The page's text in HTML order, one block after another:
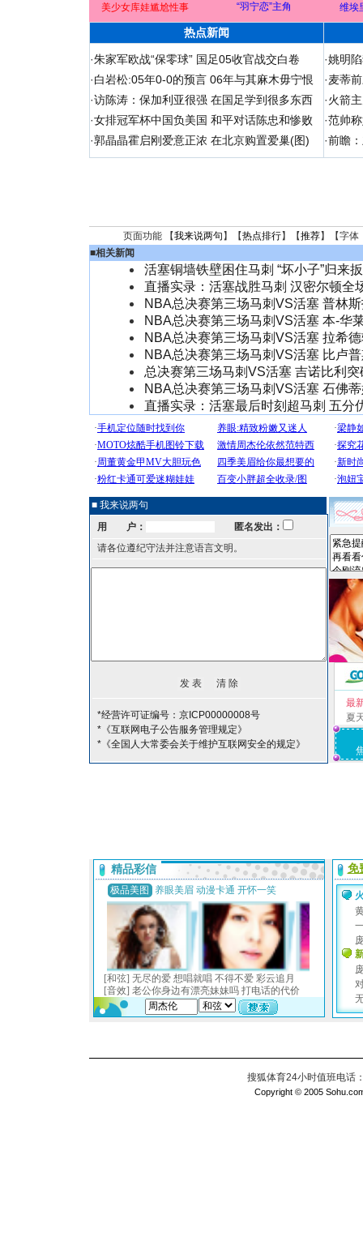
美少女库娃尴尬性事 “羽宁恋”主角 维埃
热点新闻
·朱家军欧战“保零球” 国足05收官战交白卷
·白岩松:05年0-0的预言 06年与其麻木毋宁恨
·访陈涛：保加利亚很强 在国足学到很多东西
·女排冠军杯中国负美国 和平对话陈忠和惨败
·郭晶晶霍启刚爱意正浓 在北京购置爱巢(图)
·姚明
·麦蒂
·火箭
·范帅
·前瞻
页面功能 【我来说两句 】【热点排行】【推荐】【字体
■相关新闻
活塞铜墙铁壁困住马刺 “坏小子”归来
直播实录：活塞战胜马刺 汉密尔顿全
NBA总决赛第三场马刺VS活塞 普林
NBA总决赛第三场马刺VS活塞 本-华
NBA总决赛第三场马刺VS活塞 拉希
NBA总决赛第三场马刺VS活塞 比卢
总决赛第三场马刺VS活塞 吉诺比利
NBA总决赛第三场马刺VS活塞 石佛
直播实录：活塞最后时刻超马刺 五分
■ 我来说两句
用 户：
匿名发出：
请各位遵纪守法并注意语言文明。
*经营许可证编号：京ICP00000008号
*《互联网电子公告服务管理规定》
*《全国人大常委会关于维护互联网安全的规定》
最
夏
搜狐体育24小时值班电话
Copyright © 2005